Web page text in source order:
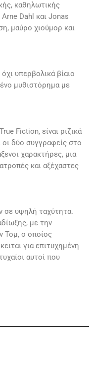
καθηλωτικής
Dahl και Jonas
μαύρο χιούμορ και
υπερβολικά βίαιο
μυθιστόρημα με
Fiction, είναι ριζικά
οι δύο συγγραφείς στο
χαρακτήρες, μια
και αξέχαστες
σε υψηλή ταχύτητα.
με την
Τομ, ο οποίος
για επιτυχημένη
αυτοί που